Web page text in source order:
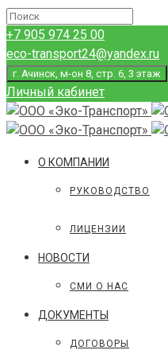
+7 905 974 25 00
eco-transport24@yandex.ru
г. Ачинск, м-он 8, стр. 6, 3 этаж
Личный кабинет
О КОМПАНИИ
РУКОВОДСТВО
ЛИЦЕНЗИИ
НОВОСТИ
СМИ О НАС
ДОКУМЕНТЫ
ДОГОВОРЫ